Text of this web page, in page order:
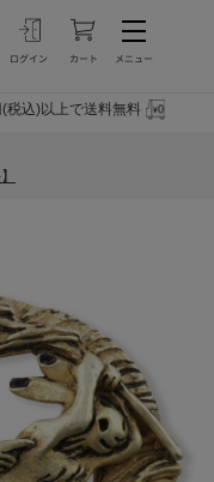
税込)以上で送料無料